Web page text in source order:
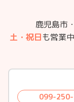
鹿児島市
土・祝日も営業
099-